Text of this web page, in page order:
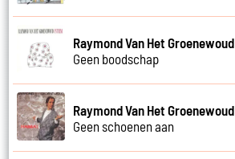
Raymond Van Het Groenewoud
Geen boodschap
Raymond Van Het Groenewoud
Geen schoenen aan